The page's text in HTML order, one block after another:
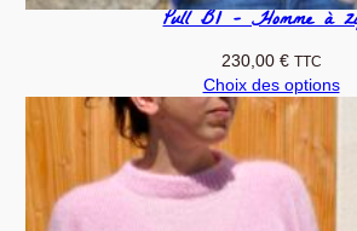
Pull B1 – Homme à
230,00 € TTC
Choix des options